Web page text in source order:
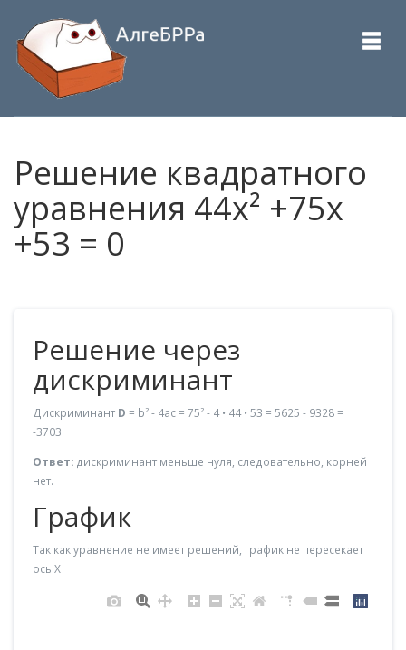
Решение квадратного
уравнения 44x² +75x
+53 = 0
Решение через
дискриминант
Дискриминант D = b² - 4ac = 75² - 4 • 44 • 53 = 5625 - 9328 =
-3703
Ответ: дискриминант меньше нуля, следовательно, корней
нет.
График
Так как уравнение не имеет решений, график не пересекает
ось X